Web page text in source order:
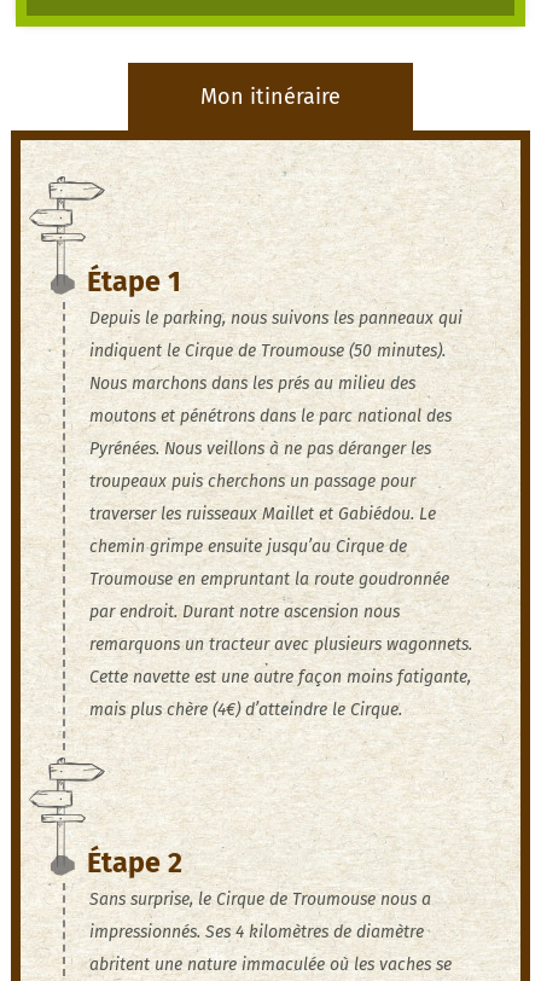
Mon itinéraire
Étape 1
Depuis le parking, nous suivons les panneaux qui
indiquent le Cirque de Troumouse (50 minutes).
Nous marchons dans les prés au milieu des
moutons et pénétrons dans le parc national des
Pyrénées. Nous veillons à ne pas déranger les
troupeaux puis cherchons un passage pour
traverser les ruisseaux Maillet et Gabiédou. Le
chemin grimpe ensuite jusqu’au Cirque de
Troumouse en empruntant la route goudronnée
par endroit. Durant notre ascension nous
remarquons un tracteur avec plusieurs wagonnets.
Cette navette est une autre façon moins fatigante,
mais plus chère (4€) d’atteindre le Cirque.
Étape 2
Sans surprise, le Cirque de Troumouse nous a
impressionnés. Ses 4 kilomètres de diamètre
abritent une nature immaculée où les vaches se